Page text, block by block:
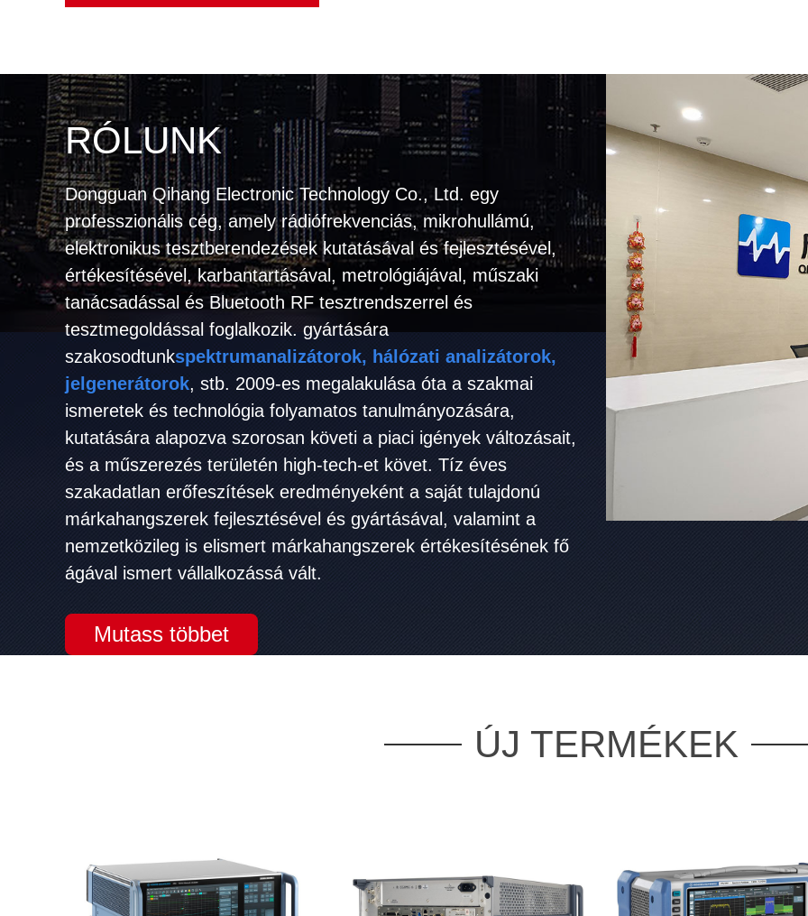
RÓLUNK
Dongguan Qihang Electronic Technology Co., Ltd. egy
professzionális cég, amely rádiófrekvenciás, mikrohullámú,
elektronikus tesztberendezések kutatásával és fejlesztésével,
értékesítésével, karbantartásával, metrológiájával, műszaki
tanácsadással és Bluetooth RF tesztrendszerrel és
tesztmegoldással foglalkozik. gyártására
szakosodtunkspektrumanalizátorok, hálózati analizátorok,
jelgenerátorok, stb. 2009-es megalakulása óta a szakmai
ismeretek és technológia folyamatos tanulmányozására,
kutatására alapozva szorosan követi a piaci igények változásait,
és a műszerezés területén high-tech-et követ. Tíz éves
szakadatlan erőfeszítések eredményeként a saját tulajdonú
márkahangszerek fejlesztésével és gyártásával, valamint a
nemzetközileg is elismert márkahangszerek értékesítésének fő
ágával ismert vállalkozássá vált.
Mutass többet
ÚJ TERMÉKEK